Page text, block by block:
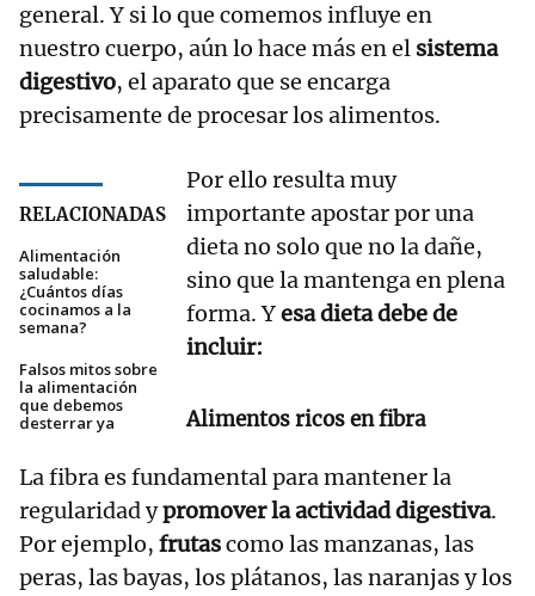
general. Y si lo que comemos influye en
nuestro cuerpo, aún lo hace más en el sistema
digestivo, el aparato que se encarga
precisamente de procesar los alimentos.
RELACIONADAS
Alimentación
saludable:
¿Cuántos días
cocinamos a la
semana?
Falsos mitos sobre
la alimentación
que debemos
desterrar ya
Por ello resulta muy
importante apostar por una
dieta no solo que no la dañe,
sino que la mantenga en plena
forma. Yesa dieta debe de
incluir:
Alimentos ricos en fibra
La fibra es fundamental para mantener la
regularidad ypromover la actividad digestiva.
Por ejemplo, frutascomo las manzanas, las
peras, las bayas, los plátanos, las naranjas y los